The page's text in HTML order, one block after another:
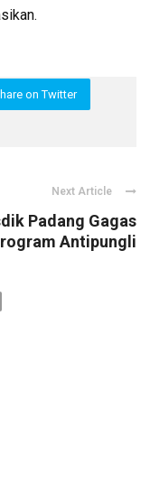
on Twitter
Next Article
Padang Gagas
Antipungli